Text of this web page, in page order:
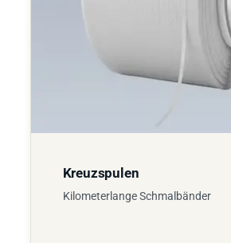
Kreuzspulen
Kilometerlange Schmalbänder